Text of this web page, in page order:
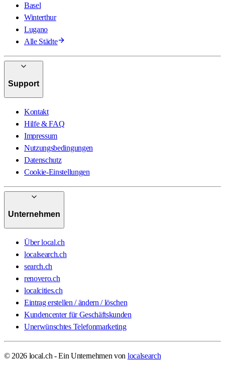
Basel
Winterthur
Lugano
Alle Städte
Support
Kontakt
Hilfe & FAQ
Impressum
Nutzungsbedingungen
Datenschutz
Cookie-Einstellungen
Unternehmen
Über local.ch
localsearch.ch
search.ch
renovero.ch
localcities.ch
Eintrag erstellen / ändern / löschen
Kundencenter für Geschäftskunden
Unerwünschtes Telefonmarketing
© 2026 local.ch - Ein Unternehmen von localsearch